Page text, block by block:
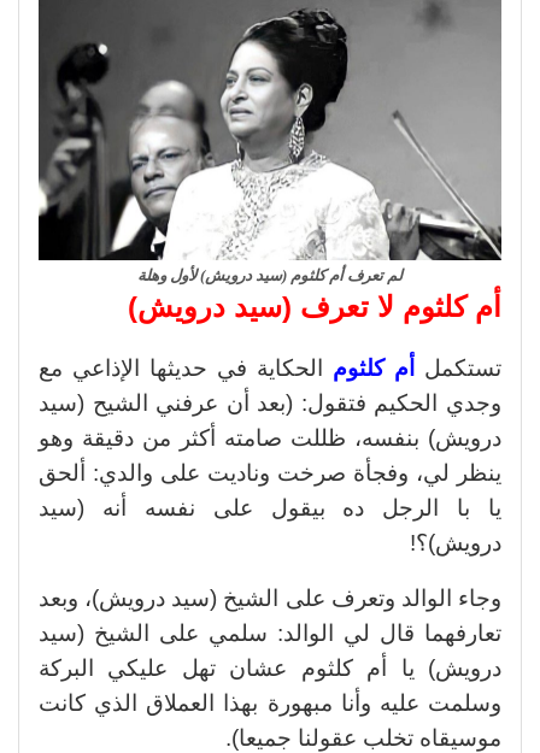
لم تعرف أم كلثوم (سيد درويش) لأول وهلة
أم كلثوم لا تعرف (سيد درويش)
تستكمل أم كلثوم الحكاية في حديثها الإذاعي مع
وجدي الحكيم فتقول: (بعد أن عرفني الشيح (سيد
درويش) بنفسه، ظللت صامته أكثر من دقيقة وهو
ينظر لي، وفجأة صرخت وناديت على والدي: ألحق
يا با الرجل ده بيقول على نفسه أنه (سيد
درويش)؟!
وجاء الوالد وتعرف على الشيخ (سيد درويش)، وبعد
تعارفهما قال لي الوالد: سلمي على الشيخ (سيد
درويش) يا أم كلثوم عشان تهل عليكي البركة
وسلمت عليه وأنا مبهورة بهذا العملاق الذي كانت
موسيقاه تخلب عقولنا جميعا).